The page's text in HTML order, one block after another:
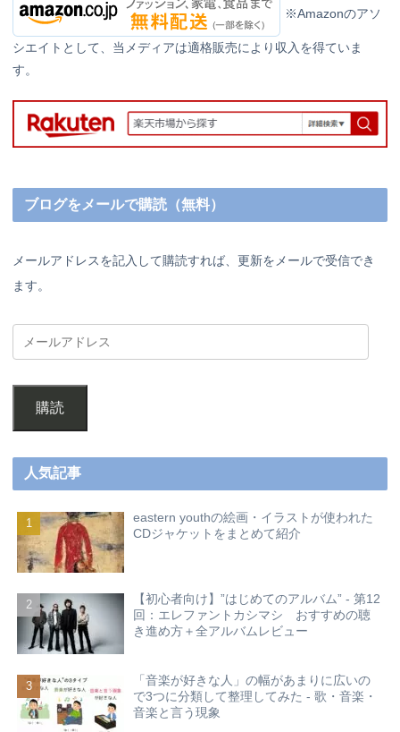
※Amazonのアソ
シエイトとして、当メディアは適格販売により収入を得ていま
す。
ブログをメールで購読（無料）
メールアドレスを記入して購読すれば、更新をメールで受信でき
ます。
購読
人気記事
eastern youthの絵画・イラストが使われた
CDジャケットをまとめて紹介
【初心者向け】”はじめてのアルバム” - 第12
回：エレファントカシマシ おすすめの聴
き進め方＋全アルバムレビュー
「音楽が好きな人」の幅があまりに広いの
で3つに分類して整理してみた - 歌・音楽・
音楽と言う現象